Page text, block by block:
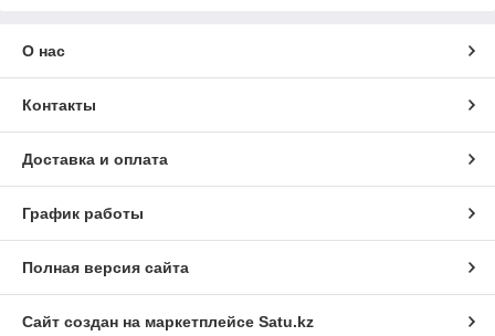
О нас
Контакты
Доставка и оплата
График работы
Полная версия сайта
Сайт создан на маркетплейсе Satu.kz